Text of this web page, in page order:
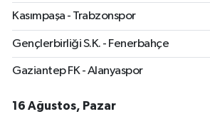
Kasımpaşa - Trabzonspor
Gençlerbirliği S.K. - Fenerbahçe
Gaziantep FK - Alanyaspor
16 Ağustos, Pazar